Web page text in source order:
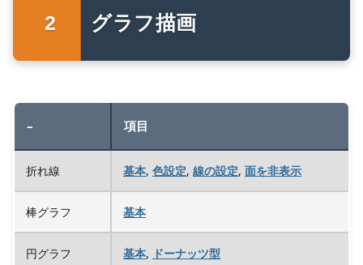
グラフ描画
– 項目
折れ線 基本, 色設定, 線の設定, 面を非表示
棒グラフ 基本
円グラフ 基本, ドーナッツ型